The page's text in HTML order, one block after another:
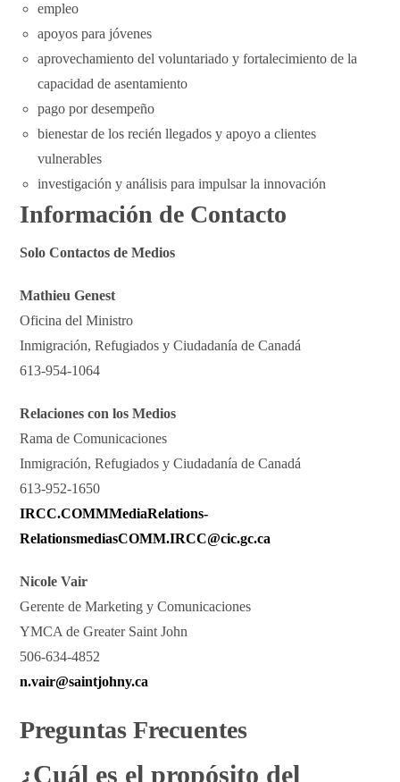
empleo
apoyos para jóvenes
aprovechamiento del voluntariado y fortalecimiento de la
capacidad de asentamiento
pago por desempeño
bienestar de los recién llegados y apoyo a clientes
vulnerables
investigación y análisis para impulsar la innovación
Información de Contacto
Solo Contactos de Medios
Mathieu Genest
Oficina del Ministro
Inmigración, Refugiados y Ciudadanía de Canadá
613-954-1064
Relaciones con los Medios
Rama de Comunicaciones
Inmigración, Refugiados y Ciudadanía de Canadá
613-952-1650
IRCC.COMMMediaRelations-
RelationsmediasCOMM.IRCC@cic.gc.ca
Nicole Vair
Gerente de Marketing y Comunicaciones
YMCA de Greater Saint John
506-634-4852
n.vair@saintjohny.ca
Preguntas Frecuentes
¿Cuál es el propósito del